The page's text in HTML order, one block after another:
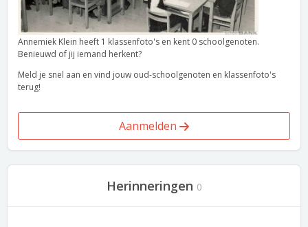
Annemiek Klein heeft 1 klassenfoto's en kent 0 schoolgenoten.
Benieuwd of jij iemand herkent?
Meld je snel aan en vind jouw oud-schoolgenoten en klassenfoto's
terug!
Aanmelden
Herinneringen 0